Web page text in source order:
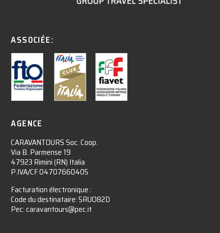
ASSOCIÉE:
AGENCE
CARAVANTOURS Soc. Coop.
Via B. Parmense 19
47923 Rimini (RN) Italia
P.IVA/CF 04707660405
Facturation électronique :​
Code du destinataire: 5RUO82D
Pec: caravantours@pec.it